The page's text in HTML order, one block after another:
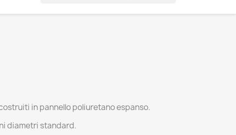
in pannello poliuretano espanso.
diametri standard.